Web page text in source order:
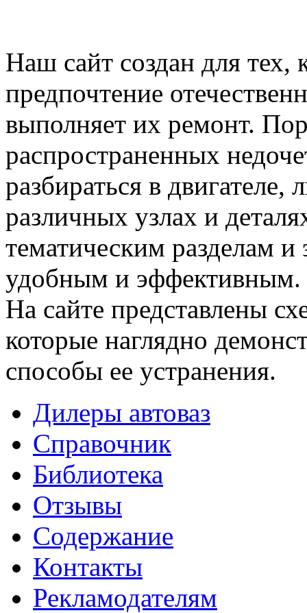
Наш сайт создан для тех,
предпочтение
выполняет их ремонт.
распространенных
разбираться в двигателе,
различных узлах и
тематическим разделам и
удобным и эффективным.
На сайте представлены
которые наглядно
способы ее устранения.
Дилеры автоваз
Справочник
Библиотека
Отзывы
Содержание
Контакты
Рекламодателям